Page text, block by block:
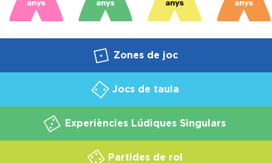
Zones de joc
Jocs de taula
Experiències Lúdiques Singulars
Partides de rol